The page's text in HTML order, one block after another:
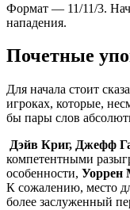
Формат — 11/11/3.
нападения.
Почетные
Для начала стоит
игроках, которые,
бы пары слов
Дэйв Криг, Джефф
компетентными
особенности, Уоррен
К сожалению, место
более заслуженный